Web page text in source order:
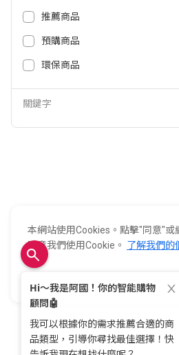
推薦商品
預購商品
環保商品
關鍵字
購物須知
客服中心
加入全國
Copyright ©2026© E-Life Co., Ltd. All
首頁 分類 購物車
本網站使用Cookies。點擊"同意"或
同意我們使用Cookie。 了解我們的